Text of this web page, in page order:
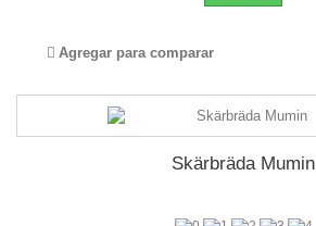
Agregar para comparar
Skärbräda Mumin